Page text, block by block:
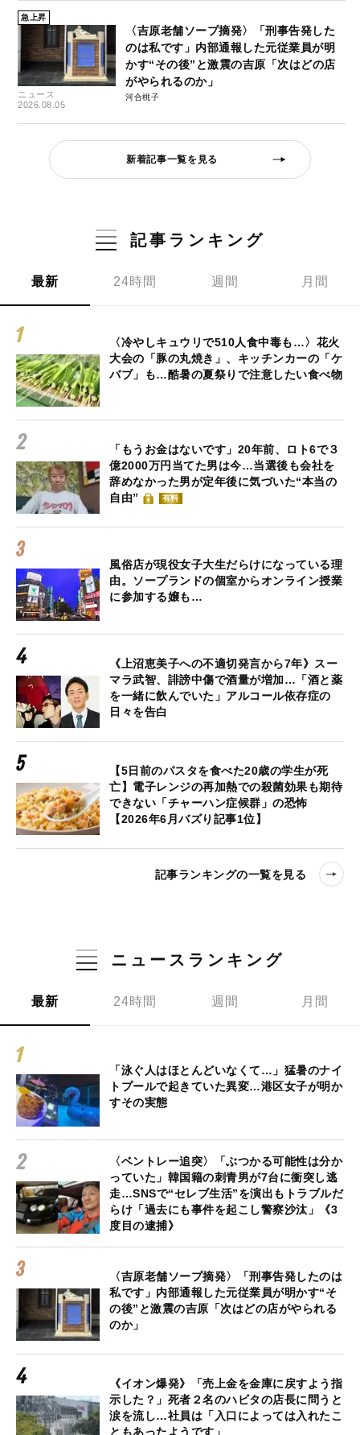
急上昇
ニュース
2026.08.05
〈吉原老舗ソープ摘発〉「刑事告発した
のは私です」内部通報した元従業員が明
かす“その後”と激震の吉原「次はどの店
がやられるのか」
河合桃子
新着記事一覧を見る
記事ランキング
最新 24時間 週間 月間
〈冷やしキュウリで510人食中毒も…〉花火
大会の「豚の丸焼き」、キッチンカーの「ケ
バブ」も…酷暑の夏祭りで注意したい食べ物
「もうお金はないです」20年前、ロト6で３
億2000万円当てた男は今…当選後も会社を
辞めなかった男が定年後に気づいた“本当の
自由”
有料
風俗店が現役女子大生だらけになっている理
由。ソープランドの個室からオンライン授業
に参加する嬢も…
《上沼恵美子への不適切発言から7年》スー
マラ武智、誹謗中傷で酒量が増加…「酒と薬
を一緒に飲んでいた」アルコール依存症の
日々を告白
【5日前のパスタを食べた20歳の学生が死
亡】電子レンジの再加熱での殺菌効果も期待
できない「チャーハン症候群」の恐怖
【2026年6月バズり記事1位】
記事ランキングの一覧を見る
ニュースランキング
最新 24時間 週間 月間
「泳ぐ人はほとんどいなくて…」猛暑のナイ
トプールで起きていた異変…港区女子が明か
すその実態
〈ベントレー追突〉「ぶつかる可能性は分か
っていた」韓国籍の刺青男が7台に衝突し逃
走…SNSで“セレブ生活”を演出もトラブルだ
らけ「過去にも事件を起こし警察沙汰」《3
度目の逮捕》
〈吉原老舗ソープ摘発〉「刑事告発したのは
私です」内部通報した元従業員が明かす“そ
の後”と激震の吉原「次はどの店がやられる
のか」
《イオン爆発》「売上金を金庫に戻すよう指
示した？」死者２名のハビタの店長に問うと
涙を流し…社員は「入口によっては入れたこ
ともあったようです」